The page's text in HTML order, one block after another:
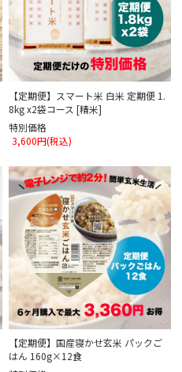
【定期便】スマート米 白米 定期便 1.
8kg x2袋コース [精米]
特別価格
3,600円(税込)
【定期便】国産寝かせ玄米 パックご
はん 160g×12食